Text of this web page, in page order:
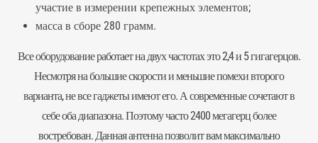
участие в измерении крепежных элементов;
масса в сборе 280 грамм.
Все оборудование работает на двух частотах это 2,4 и 5 гигагерцов.
Несмотря на большие скорости и меньшие помехи второго
варианта, не все гаджеты имеют его. А современные сочетают в
себе оба диапазона. Поэтому часто 2400 мегагерц более
востребован. Даннаяантеннапозволит вам максимально